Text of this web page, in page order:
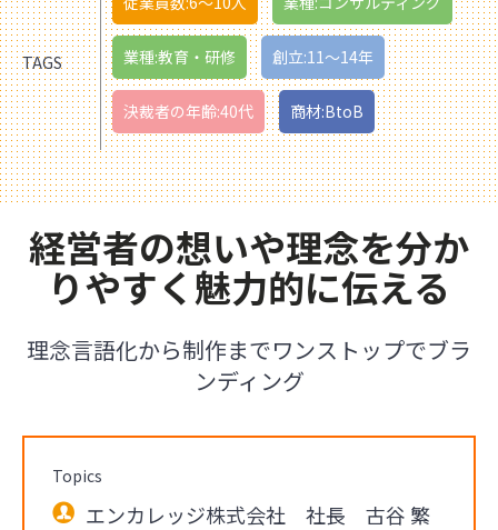
TAGS 業種:教育・研修 創立:11〜14年
決裁者の年齢:40代 商材:BtoB
経営者の想いや理念を分か
りやすく魅力的に伝える
理念言語化から制作までワンストップでブラ
ンディング
Topics
エンカレッジ株式会社 社長 古谷 繁